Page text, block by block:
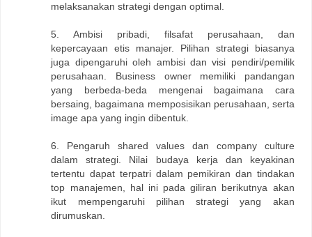
melaksanakan strategi dengan optimal.
5. Ambisi pribadi, filsafat perusahaan, dan
kepercayaan etis manajer. Pilihan strategi biasanya
juga dipengaruhi oleh ambisi dan visi pendiri/pemilik
perusahaan. Business owner memiliki pandangan
yang berbeda-beda mengenai bagaimana cara
bersaing, bagaimana memposisikan perusahaan, serta
image apa yang ingin dibentuk.
6. Pengaruh shared values dan company culture
dalam strategi. Nilai budaya kerja dan keyakinan
tertentu dapat terpatri dalam pemikiran dan tindakan
top manajemen, hal ini pada giliran berikutnya akan
ikut mempengaruhi pilihan strategi yang akan
dirumuskan.